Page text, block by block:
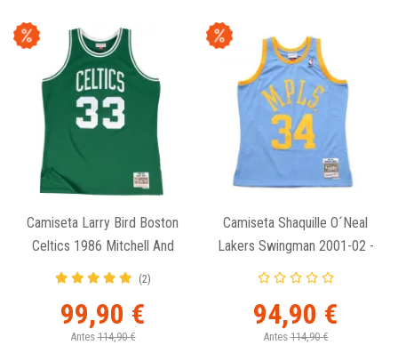
Camiseta Larry Bird Boston
Celtics 1986 Mitchell And
Ness Retro Swingman
(2)
99,90 €
Antes 114,90 €
Camiseta Shaquille O´Neal
Lakers Swingman 2001-02 -
Mitchell And Ness
94,90 €
Antes 114,90 €